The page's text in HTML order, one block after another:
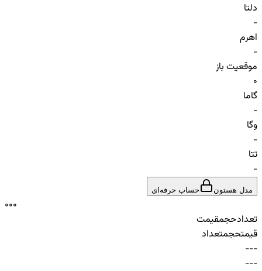
دلتا
-
اهرم
-
موقعیت باز
0
گاما
-
وگا
-
تتا
-
مدل هستون حساب حرفه‌ای
000
تعدادحجمقیمت
قیمتحجمتعداد
-
-
-
-
-
-